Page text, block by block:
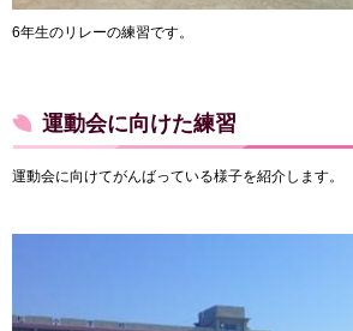
6年生のリレーの練習です。
運動会に向けた練習
運動会に向けてがんばっている様子を紹介します。